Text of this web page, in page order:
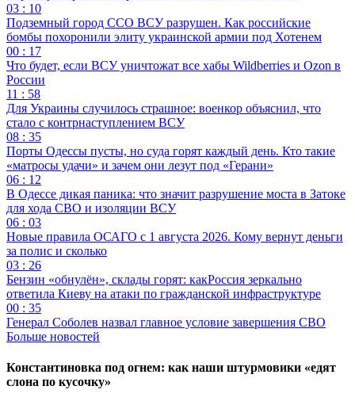
03 : 10
Подземный город ССО ВСУ разрушен. Как российские
бомбы похоронили элиту украинской армии под Хотенем
00 : 17
Что будет, если ВСУ уничтожат все хабы Wildberries и Ozon в
России
11 : 58
Для Украины случилось страшное: военкор объяснил, что
стало с контрнаступлением ВСУ
08 : 35
Порты Одессы пусты, но суда горят каждый день. Кто такие
«матросы удачи» и зачем они лезут под «Герани»
06 : 12
В Одессе дикая паника: что значит разрушение моста в Затоке
для хода СВО и изоляции ВСУ
06 : 03
Новые правила ОСАГО с 1 августа 2026. Кому вернут деньги
за полис и сколько
03 : 26
Бензин «обнулён», склады горят: какРоссия зеркально
ответила Киеву на атаки по гражданской инфраструктуре
00 : 35
Генерал Соболев назвал главное условие завершения СВО
Больше новостей
Константиновка под огнем: как наши штурмовики «едят
слона по кусочку»